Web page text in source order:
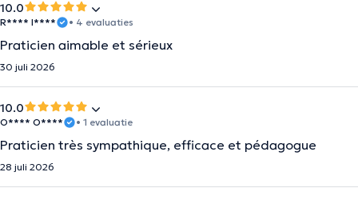
10.0
R**** I**** • 4 evaluaties
Praticien aimable et sérieux
30 juli 2026
10.0
O**** O**** • 1 evaluatie
Praticien très sympathique, efficace et pédagogue
28 juli 2026